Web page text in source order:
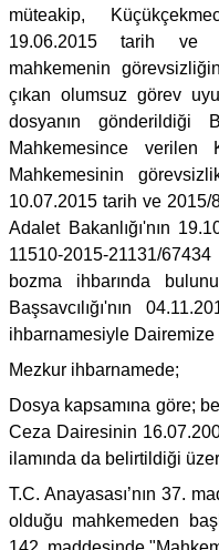
müteakip,
19.06.2015 tarih ve
mahkemenin
çıkan olumsuz görev
dosyanın gönderildiği
Mahkemesince verilen
Mahkemesinin
10.07.2015 tarih ve 2015/
Adalet Bakanlığı'nın
11510-2015-21131/
bozma ihbarında
Başsavcılığı'nın
ihbarnamesiyle
Mezkur ihbarnamede;
Dosya kapsamına göre;
Ceza Dairesinin
ilamında da belirtildiği
T.C. Anayasası’nın 37.
olduğu mahkemeden